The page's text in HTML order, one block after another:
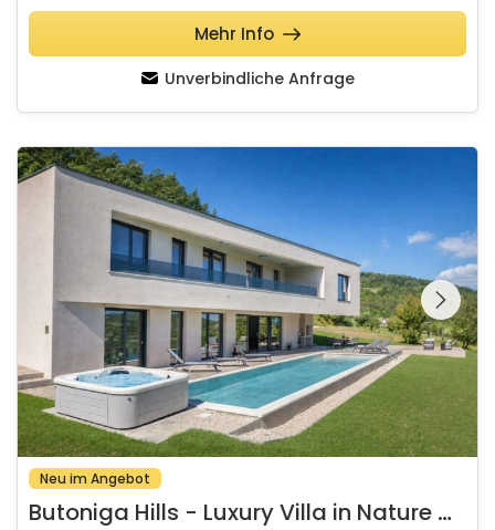
Unverbindliche Anfrage
Mehr Info
Butoniga Hills - Luxury Villa in Nature with Pool & Wellness
Schauen Sie sich die
gesamte Galerie
Neu im Angebot
B
utoniga Hills - Luxury Villa in Nature with Pool & Wellness